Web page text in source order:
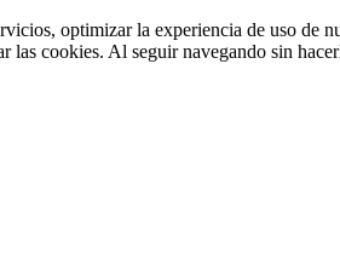
optimizar la experiencia de uso de
las cookies. Al seguir navegando sin